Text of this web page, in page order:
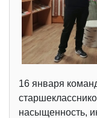
16 января
насыщенность,